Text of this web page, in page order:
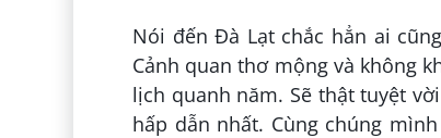
Nói đến Đà Lạt chắc hẳn ai
Cảnh quan thơ mộng và không
lịch quanh năm. Sẽ thật tuyệt
hấp dẫn nhất. Cùng chúng